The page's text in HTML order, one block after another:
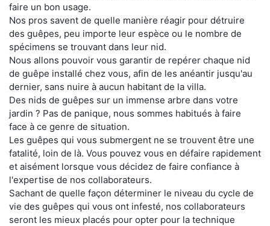
faire un bon usage.
Nos pros savent de quelle manière réagir pour détruire
des guêpes, peu importe leur espèce ou le nombre de
spécimens se trouvant dans leur nid.
Nous allons pouvoir vous garantir de repérer chaque nid
de guêpe installé chez vous, afin de les anéantir jusqu'au
dernier, sans nuire à aucun habitant de la villa.
Des nids de guêpes sur un immense arbre dans votre
jardin ? Pas de panique, nous sommes habitués à faire
face à ce genre de situation.
Les guêpes qui vous submergent ne se trouvent être une
fatalité, loin de là. Vous pouvez vous en défaire rapidement
et aisément lorsque vous décidez de faire confiance à
l'expertise de nos collaborateurs.
Sachant de quelle façon déterminer le niveau du cycle de
vie des guêpes qui vous ont infesté, nos collaborateurs
seront les mieux placés pour opter pour la technique